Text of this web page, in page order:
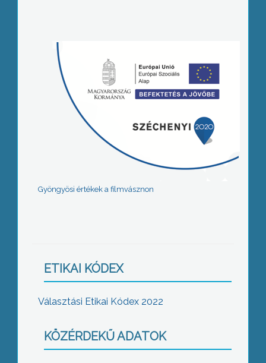
Gyöngyösi értékek a filmvásznon
ETIKAI KÓDEX
Választási Etikai Kódex 2022
KÖZÉRDEKŰ ADATOK